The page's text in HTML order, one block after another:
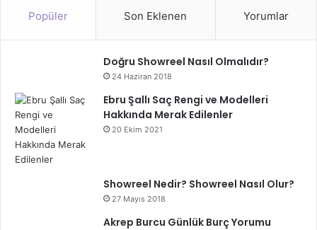
Popüler Son Eklenen Yorumlar
Doğru Showreel Nasıl Olmalıdır?
24 Haziran 2018
Ebru Şallı Saç Rengi ve Modelleri
Hakkında Merak Edilenler
20 Ekim 2021
Showreel Nedir? Showreel Nasıl Olur?
27 Mayıs 2018
Akrep Burcu Günlük Burç Yorumu